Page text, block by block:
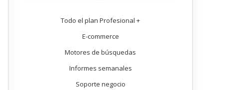
Todo el plan Profesional +
E-commerce
Motores de búsquedas
Informes semanales
Soporte negocio